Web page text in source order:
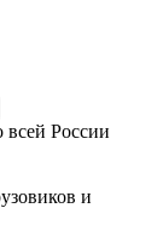
всей России
и